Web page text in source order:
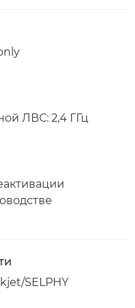
ЛВС: 2,4 ГГц
SELPHY